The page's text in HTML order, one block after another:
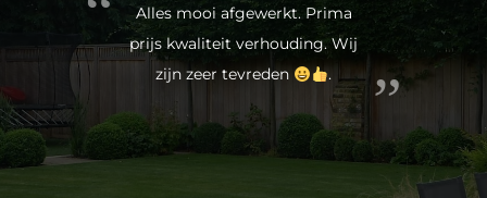
Alles mooi afgewerkt. Prima
prijs kwaliteit verhouding. Wij
zijn zeer tevreden
.